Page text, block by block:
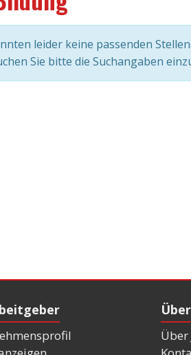
leider keine passenden
Sie bitte die Suchangaben
Über